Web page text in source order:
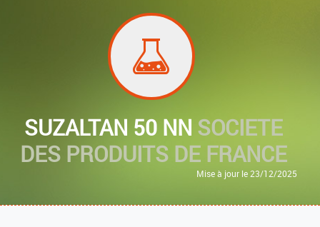
SUZALTAN 50 NN SOCIETE
DES PRODUITS DE FRANCE
Mise à jour le 23/12/2025